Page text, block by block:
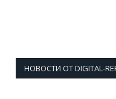
НОВОСТИ ОТ DIGITAL-